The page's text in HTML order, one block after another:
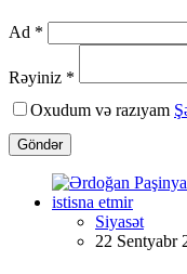
Ad *
Rəyiniz *
Oxudum və razıyam
Göndər
Siyasət
22 Sentyabr